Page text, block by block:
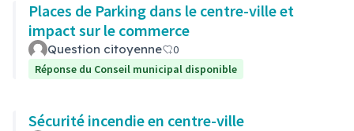
Places de Parking dans le centre-ville et
impact sur le commerce
Question citoyenne
0
Réponse du Conseil municipal disponible
Sécurité incendie en centre-ville